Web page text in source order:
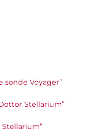
sonde Voyager”
Stellarium”